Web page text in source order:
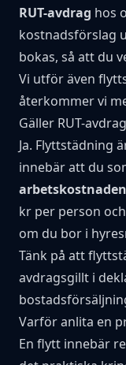
RUT-avdrag hos
kostnadsförslag
bokas, så att du
Vi utför även
återkommer vi
Gäller RUT-
Ja. Flyttstädning
innebär att du
arbetskostnaden
kr per person
om du bor i
Tänk på att
avdragsgillt i
Varför anlita en
En flytt innebär